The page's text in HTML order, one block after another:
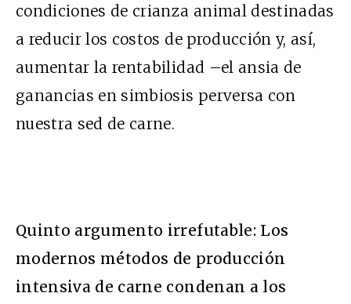
condiciones de crianza animal destinadas
a reducir los costos de producción y, así,
aumentar la rentabilidad –el ansia de
ganancias en simbiosis perversa con
nuestra sed de carne.
Quinto argumento irrefutable: Los
modernos métodos de producción
intensiva de carne condenan a los